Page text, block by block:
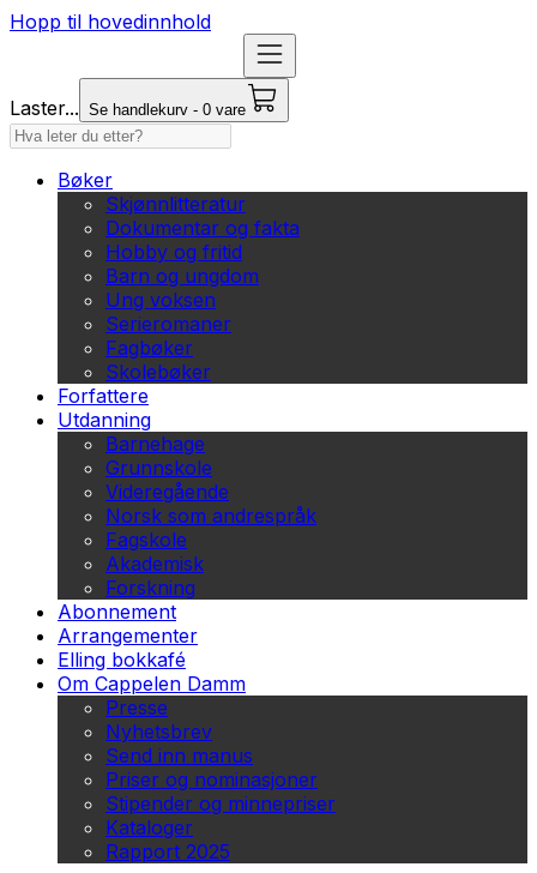
Hopp til hovedinnhold
Laster... Se handlekurv - 0 vare
Bøker
Skjønnlitteratur
Dokumentar og fakta
Hobby og fritid
Barn og ungdom
Ung voksen
Serieromaner
Fagbøker
Skolebøker
Forfattere
Utdanning
Barnehage
Grunnskole
Videregående
Norsk som andrespråk
Fagskole
Akademisk
Forskning
Abonnement
Arrangementer
Elling bokkafé
Om Cappelen Damm
Presse
Nyhetsbrev
Send inn manus
Priser og nominasjoner
Stipender og minnepriser
Kataloger
Rapport 2025